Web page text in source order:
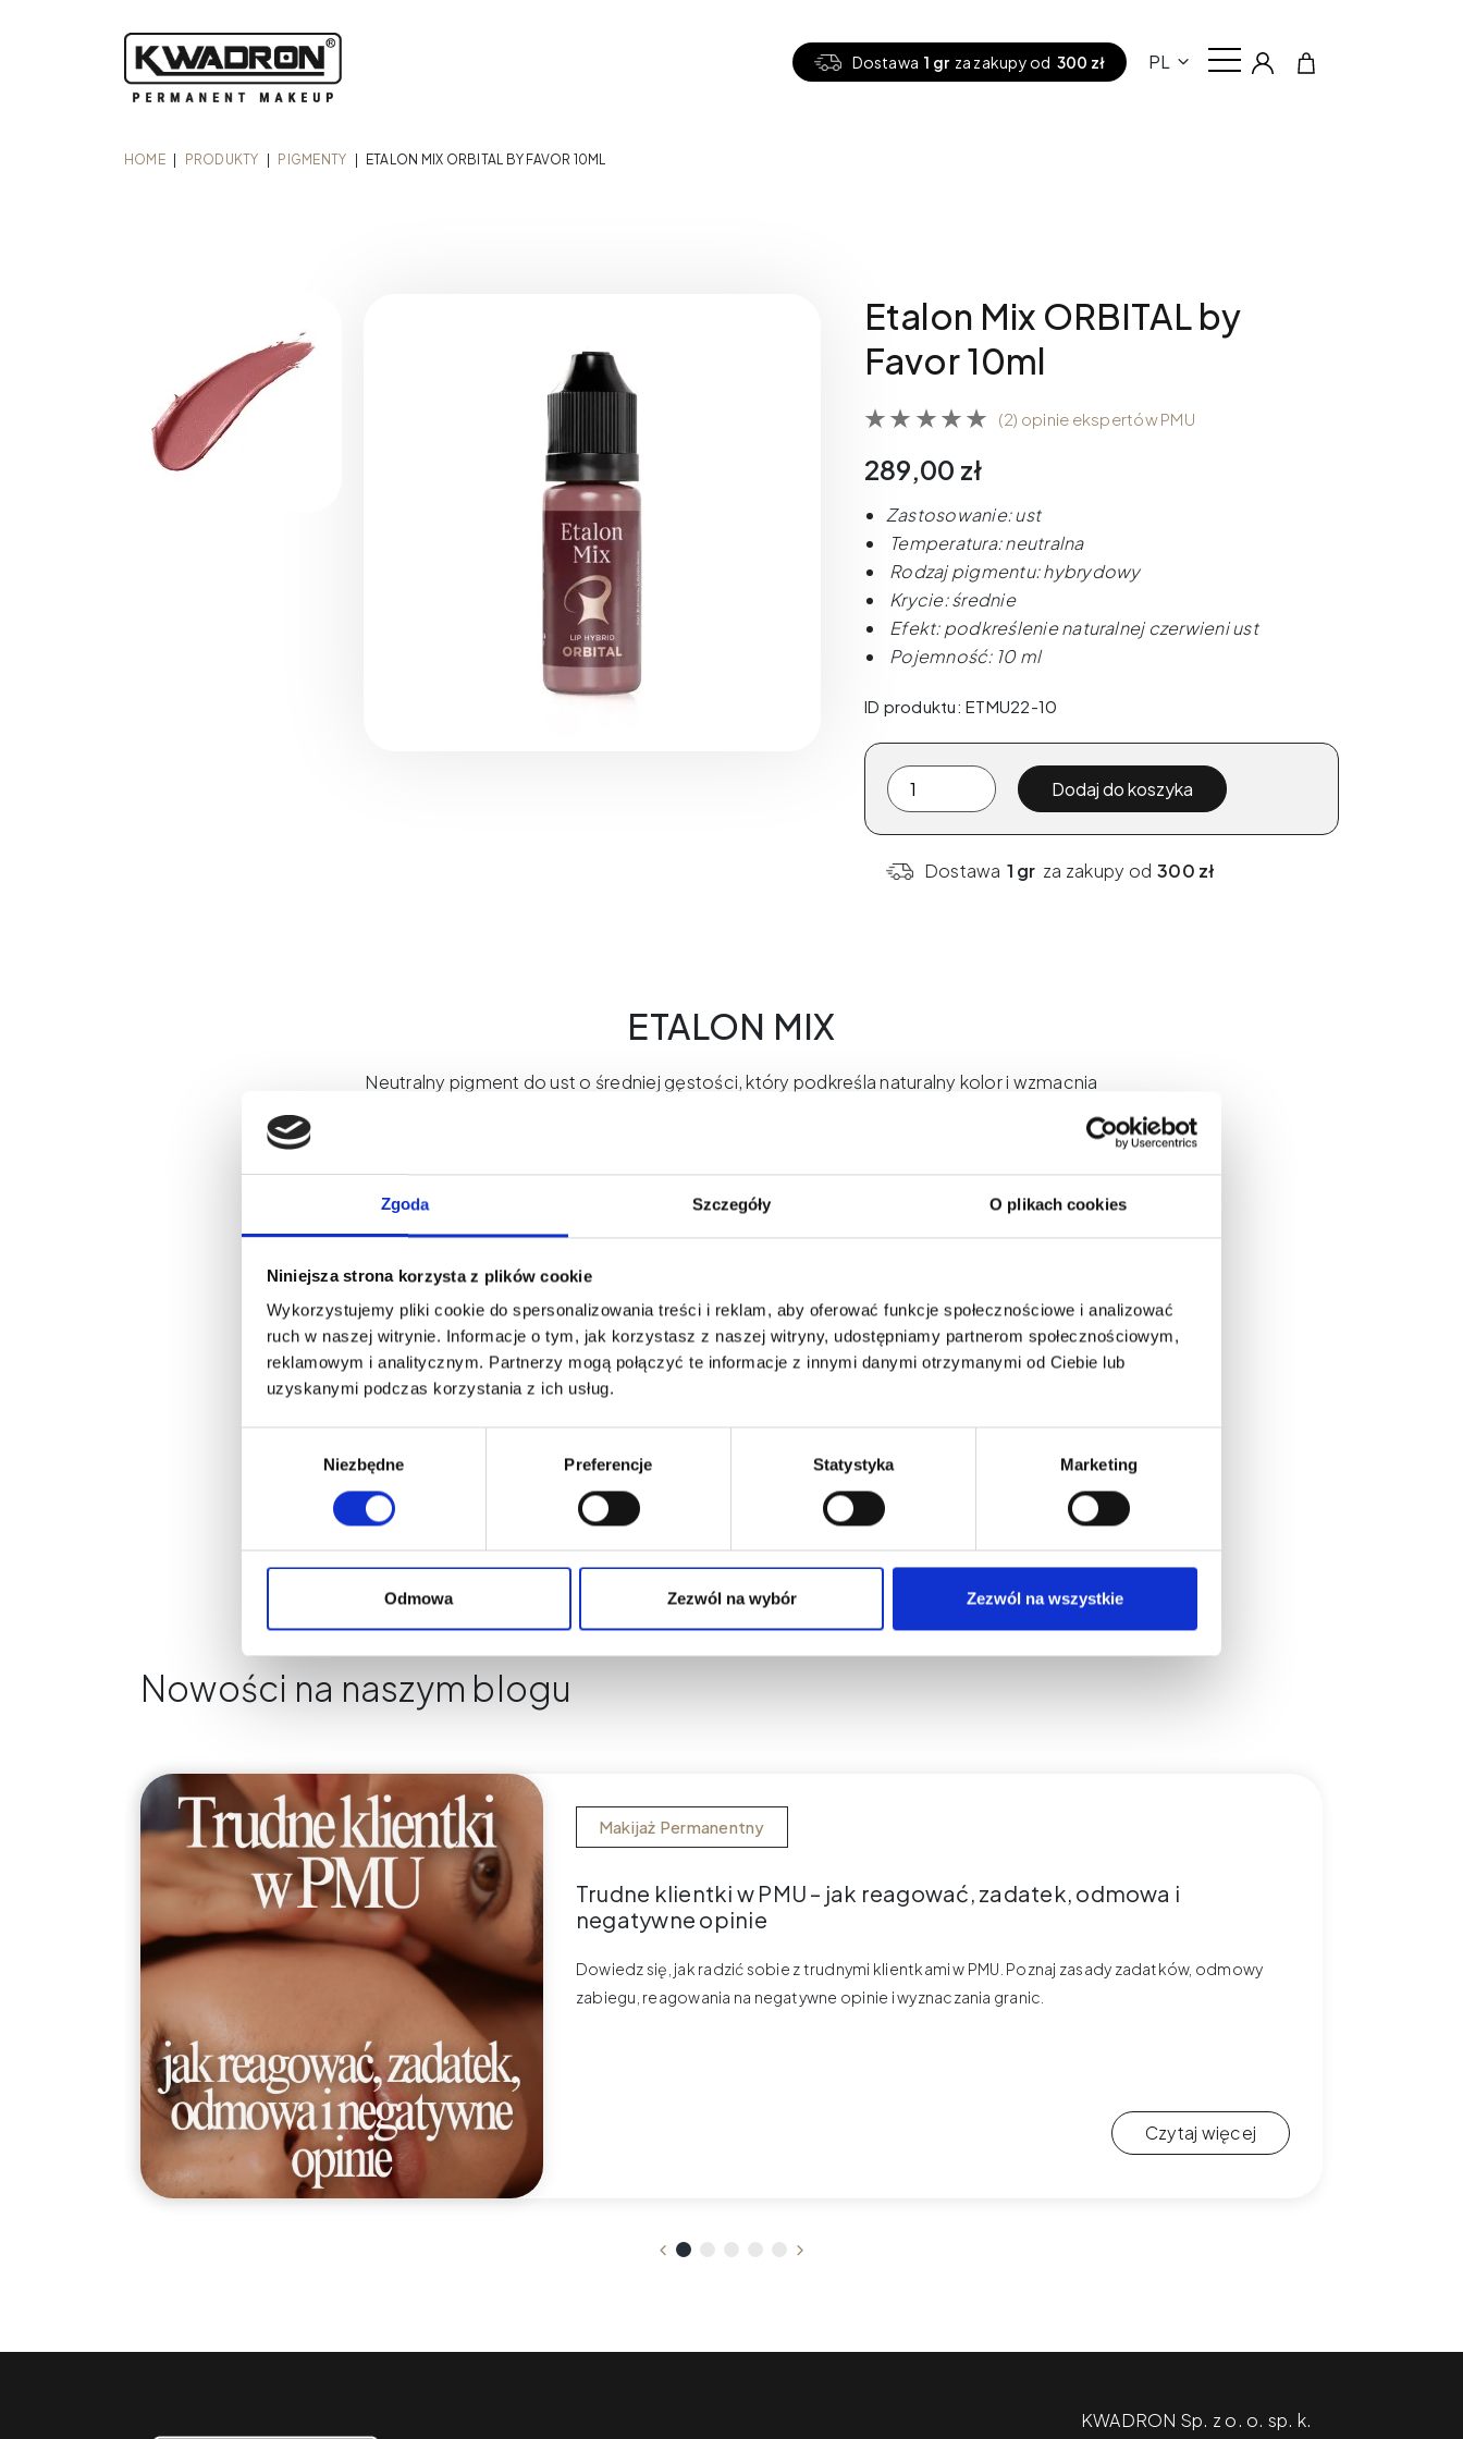
Zgoda Szczegóły O plikach cookies
Niniejsza strona korzysta z plików cookie
Wykorzystujemy pliki cookie do spersonalizowania treści i reklam, aby oferować funkcje społecznościowe i analizować
ruch w naszej witrynie. Informacje o tym, jak korzystasz z naszej witryny, udostępniamy partnerom społecznościowym,
reklamowym i analitycznym. Partnerzy mogą połączyć te informacje z innymi danymi otrzymanymi od Ciebie lub
uzyskanymi podczas korzystania z ich usług.
Niezbędne Preferencje Statystyka Marketing
Odmowa Zezwól na wybór Zezwól na wszystkie
Dostawa 1 grza zakupy od 300 zł PL
HOME PRODUKTY PIGMENTY ETALON MIX ORBITAL BY FAVOR 10ML
Etalon Mix ORBITAL by
Favor 10ml
(2) opinie ekspertów PMU
289,00 zł
Zastosowanie: ust
Temperatura: neutralna
Rodzaj pigmentu: hybrydowy
Krycie: średnie
Efekt: podkreślenie naturalnej czerwieni ust
Pojemność: 10 ml
ID produktu: ETMU22-10
ilość
Etalon
Mix
ORBITAL
Dodaj do koszyka
Dostawa 1 gr za zakupy od 300 zł
ETALON MIX
Neutralny pigment do ust o średniej gęstości, który podkreśla naturalny kolor i wzmacnia
Hybrydowa formuła, średnia gęstość oraz zbalansowane nasycenie zapewniają dużą
temperatury w stronę chłodnych lub ciepłych tonów. Dzięki temu doskonale sprawdza się
jako baza do tworzenia indywidualnych kompozycji kolorystycznych oraz kontrolowania
finalnej intensywności efektu wygojenia.
To idealny wybór dla linergistek poszukujących uniwersalnego pigmentu do codziennej
pracy — od naturalnych efektów nude po bardziej nasycone stylizacje ust.
Nowości na naszym blogu
Makijaż Permanentny
Trudne klientki w PMU – jak reagować, zadatek, odmowa i
negatywne opinie
Dowiedz się, jak radzić sobie z trudnymi klientkami w PMU. Poznaj zasady zadatków, odmowy
zabiegu, reagowania na negatywne opinie i wyznaczania granic.
Czytaj więcej
KWADRON Sp. z o. o. sp. k.